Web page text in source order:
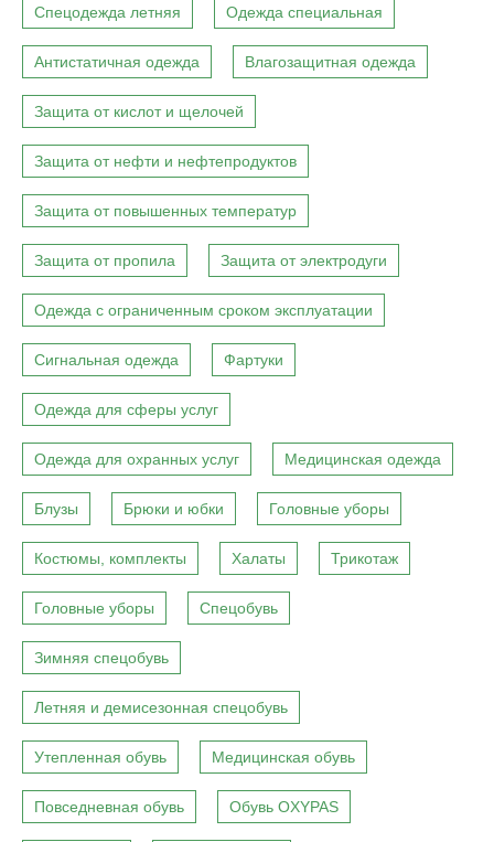
Спецодежда летняя Одежда специальная
Антистатичная одежда Влагозащитная одежда
Защита от кислот и щелочей
Защита от нефти и нефтепродуктов
Защита от повышенных температур
Защита от пропила Защита от электродуги
Одежда с ограниченным сроком эксплуатации
Сигнальная одежда Фартуки
Одежда для сферы услуг
Одежда для охранных услуг Медицинская одежда
Блузы Брюки и юбки Головные уборы
Костюмы, комплекты Халаты Трикотаж
Головные уборы Спецобувь
Зимняя спецобувь
Летняя и демисезонная спецобувь
Утепленная обувь Медицинская обувь
Повседневная обувь Обувь OXYPAS